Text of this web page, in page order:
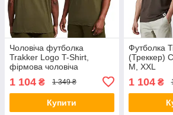
Чоловіча футболка
Trakker Logo T-Shirt,
фірмова чоловіча
1 104 ₴ 1 349 ₴
Купити
Футболка
(Треккер)
M, XXL
1 104₴